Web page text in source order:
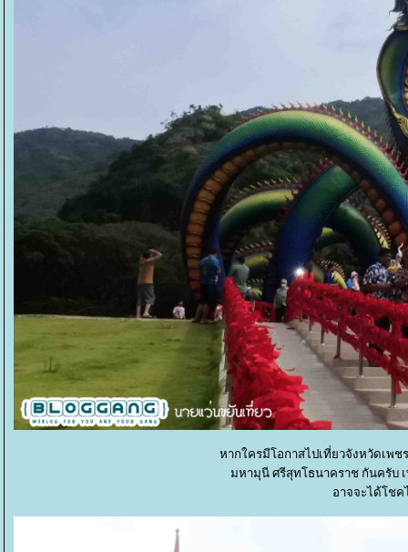
หากใครมีโอกาสไปเที่ยวจังหวัดเพ
มหามุนี ศรีสุทโธนาคราช กันครับ
อาจจะได้โช